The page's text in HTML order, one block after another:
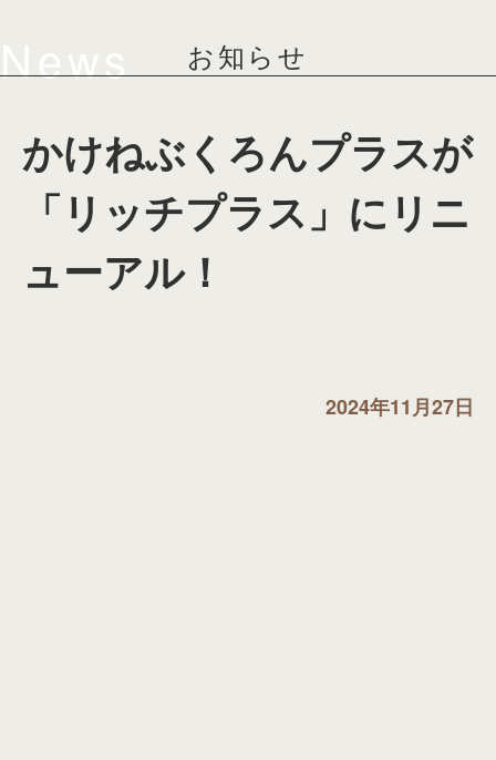
News お知らせ
かけねぶくろんプラスが
「リッチプラス」にリニ
ューアル！
2024年11月27日